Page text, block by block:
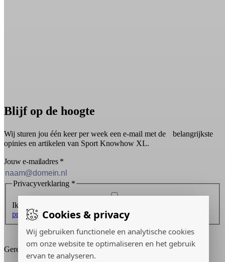
Cookies & privacy
Wij gebruiken functionele en analytische cookies
om onze website te optimaliseren en het gebruik
ervan te analyseren.
Blijf op de hoogte
Wij sturen jou één keer per week een e-mail met de belangrijkste
opinies en artikelen van Sport Knowhow XL.
Jouw e-mailadres *
Privacyverklaring *
Ik ontvang graag de nieuwsbrief en ga akkoord met de
privacyverklaring.
Inschrijven
Gerealiseerd door: